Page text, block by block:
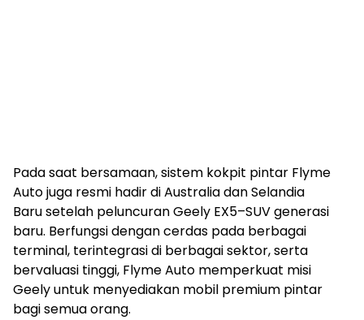
Pada saat bersamaan, sistem kokpit pintar Flyme
Auto juga resmi hadir di Australia dan Selandia
Baru setelah peluncuran Geely EX5–SUV generasi
baru. Berfungsi dengan cerdas pada berbagai
terminal, terintegrasi di berbagai sektor, serta
bervaluasi tinggi, Flyme Auto memperkuat misi
Geely untuk menyediakan mobil premium pintar
bagi semua orang.